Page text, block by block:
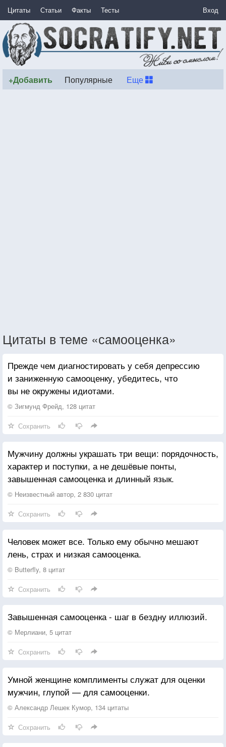
Цитаты Статьи Факты Тесты Вход
+Добавить Популярные Еще
Цитаты в теме «самооценка»
Прежде чем диагностировать у себя депрессию
и заниженную самооценку, убедитесь, что
вы не окружены идиотами.
© Зигмунд Фрейд, 128 цитат
Сохранить
Мужчину должны украшать три вещи: порядочность,
характер и поступки, а не дешёвые понты,
завышенная самооценка и длинный язык.
© Неизвестный автор, 2 830 цитат
Сохранить
Человек может все. Только ему обычно мешают
лень, страх и низкая самооценка.
© Butterfly, 8 цитат
Сохранить
Завышенная самооценка - шаг в бездну иллюзий.
© Мерлиани, 5 цитат
Сохранить
Умной женщине комплименты служат для оценки
мужчин, глупой — для самооценки.
© Александр Лешек Кумор, 134 цитаты
Сохранить